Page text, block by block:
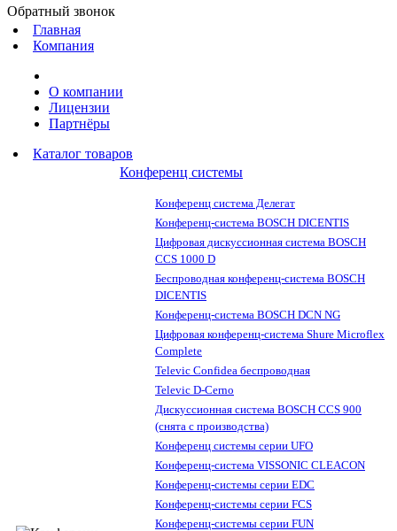
Обратный звонок
Главная
Компания
О компании
Лицензии
Партнёры
Каталог товаров
Конференц системы
Конференц система Делегат
Конференц-система BOSCH DICENTIS
Цифровая дискуссионная система BOSCH
CCS 1000 D
Беспроводная конференц-система BOSCH
DICENTIS
Конференц-система BOSCH DCN NG
Цифровая конференц-система Shure Microflex
Complete
Televic Confidea беспроводная
Televic D-Cerno
Дискуссионная система BOSCH CCS 900
(снята с производства)
Конференц системы серии UFO
Конференц-система VISSONIC CLEACON
Конференц-системы серии EDC
Конференц-системы серии FCS
Конференц-системы серии FUN